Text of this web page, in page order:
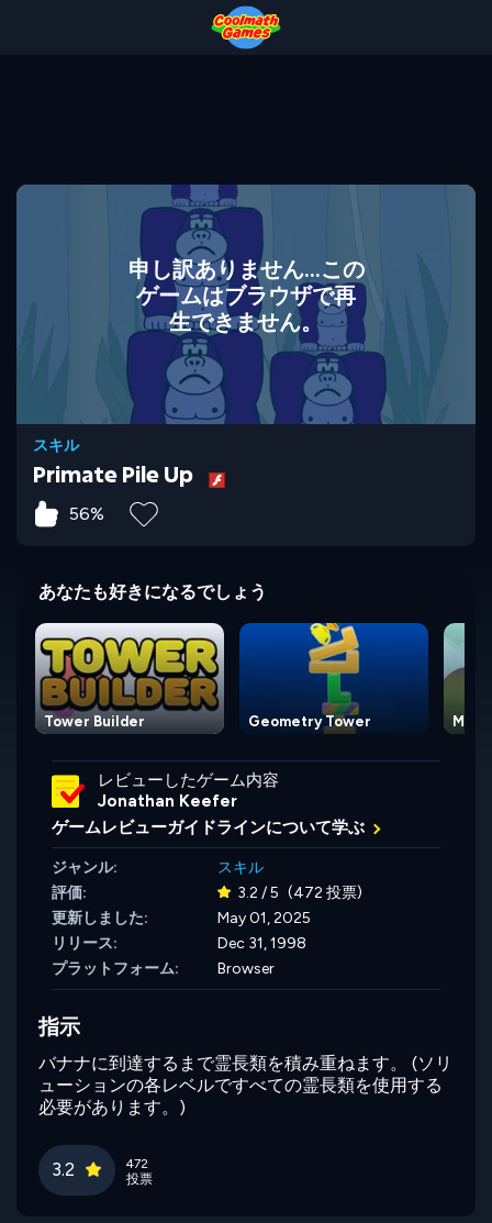
申し訳ありません...この
ゲームはブラウザで再
生できません。
スキル
Primate Pile Up
56%
あなたも好きになるでしょう
Tower Builder Geometry Tower
レビューしたゲーム内容
Jonathan Keefer
ゲームレビューガイドラインについて学ぶ
ジャンル:
スキル
評価:
3.2 / 5 (472 投票)
更新しました:
May 01, 2025
リリース:
Dec 31, 1998
プラットフォーム:
Browser
指示
バナナに到達するまで霊長類を積み重ねます。 (ソリ
ューションの各レベルですべての霊長類を使用する
必要があります。)
3.2
472
投票